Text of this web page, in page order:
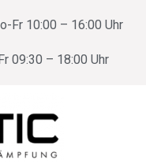
Fr 10:00 – 16:00 Uhr
09:30 – 18:00 Uhr